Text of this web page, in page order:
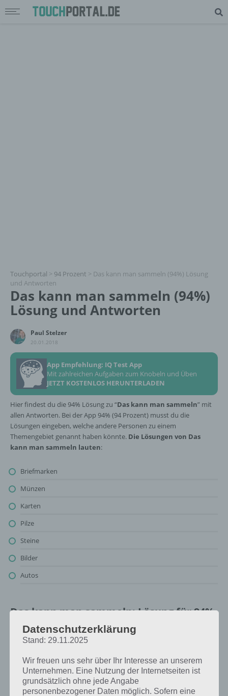
Touchportal > 94 Prozent > Das kann man sammeln (94%) Lösung
und Antworten
Das kann man sammeln (94%)
Lösung und Antworten
Paul Stelzer
20.01.2018
App Empfehlung: IQ Test App
Mit zahlreichen Aufgaben zum Knobeln und Üben
JETZT KOSTENLOS HERUNTERLADEN
Hier findest du die 94% Lösung zu “Das kann man sammeln” mit
allen Antworten. Bei der App 94% (94 Prozent) musst du die
Lösungen eingeben, welche andere Personen zu einem
Themengebiet genannt haben könnte. Die Lösungen von Das
kann man sammeln lauten:
Briefmarken
Münzen
Karten
Pilze
Steine
Bilder
Autos
Das kann man sammeln: Lösung für 94%
Oben findest du bereits die Lösung rund um Das kann man
sammeln. Da die Reihenfolge bei jedem Spieler anders ist, können
wir dir nicht das exakte Level anzeigen, weshalb du über unsere
Komplettlösung jedoch trotzdem zu jedem Sachverhalt die
entsprechenden Antworten findest!
Datenschutzerklärung
Stand: 29.11.2025
Wir freuen uns sehr über Ihr Interesse an unserem
Unternehmen. Eine Nutzung der Internetseiten ist
grundsätzlich ohne jede Angabe
personenbezogener Daten möglich. Sofern eine